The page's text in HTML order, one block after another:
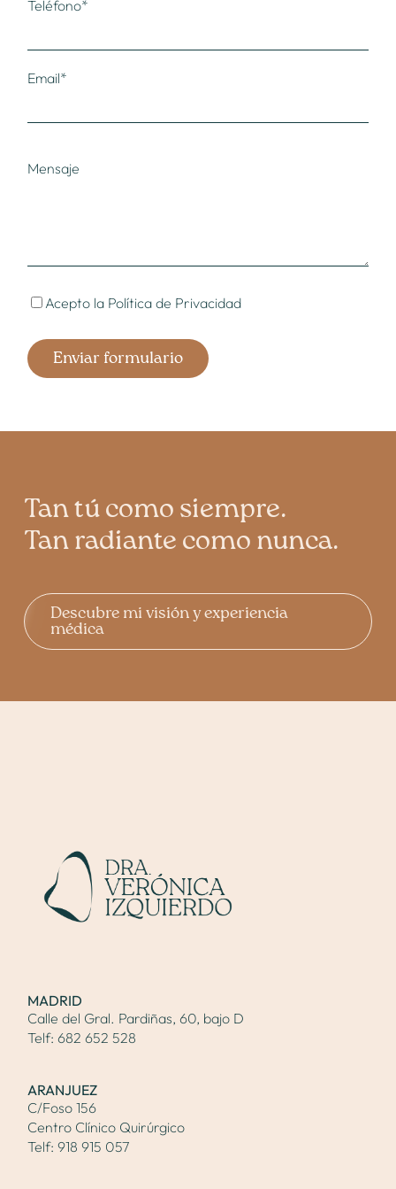
Teléfono*
Email*
Mensaje
Acepto la Política de Privacidad
Tan tú como siempre.
Tan radiante como nunca.
Descubre mi visión y experiencia
médica
MADRID
Calle del Gral. Pardiñas, 60, bajo D
Telf:682 652 528
ARANJUEZ
C/Foso 156
Centro Clínico Quirúrgico
Telf:918 915 057